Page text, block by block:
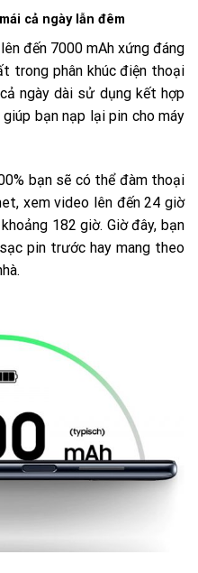
cả ngày lẫn đêm
đến 7000 mAh xứng đáng
trong phân khúc điện thoại
ngày dài sử dụng kết hợp
bạn nạp lại pin cho máy
bạn sẽ có thể đàm thoại
xem video lên đến 24 giờ
182 giờ. Giờ đây, bạn
pin trước hay mang theo